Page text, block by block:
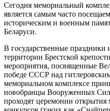
Сегодня мемориальный
является самым часто
историческим и военным
Беларуси.
В государственные праздники
территории Брестской
мероприятия, посвященные
победе СССР над
мемориальном комплексе
новобранцы Вооруженных Сил
проходят церемонии